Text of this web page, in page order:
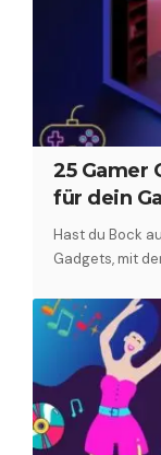
25 Gamer
für dein
Hast du Bock
Gadgets, mit